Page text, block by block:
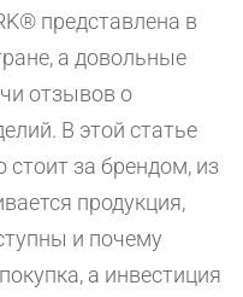
представлена в
а довольные
отзывов о
В этой статье
за брендом, из
продукция,
и почему
а инвестиция